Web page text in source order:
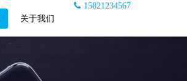
15821234567
关于我们